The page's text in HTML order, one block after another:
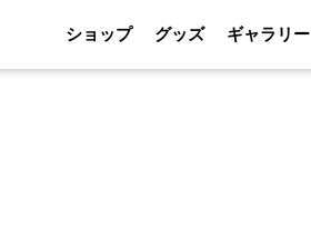
ショップ グッズ ギャラリー